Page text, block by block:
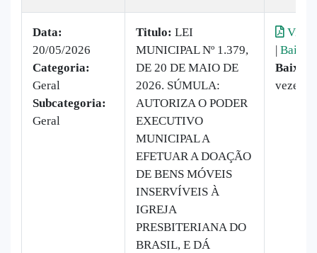
Data:
20/05/2026
Categoria:
Geral
Subcategoria:
Geral
Titulo: LEI
MUNICIPAL Nº 1.379,
DE 20 DE MAIO DE
2026. SÚMULA:
AUTORIZA O PODER
EXECUTIVO
MUNICIPAL A
EFETUAR A DOAÇÃO
DE BENS MÓVEIS
INSERVÍVEIS À
IGREJA
PRESBITERIANA DO
BRASIL, E DÁ
| Baixar
vezes